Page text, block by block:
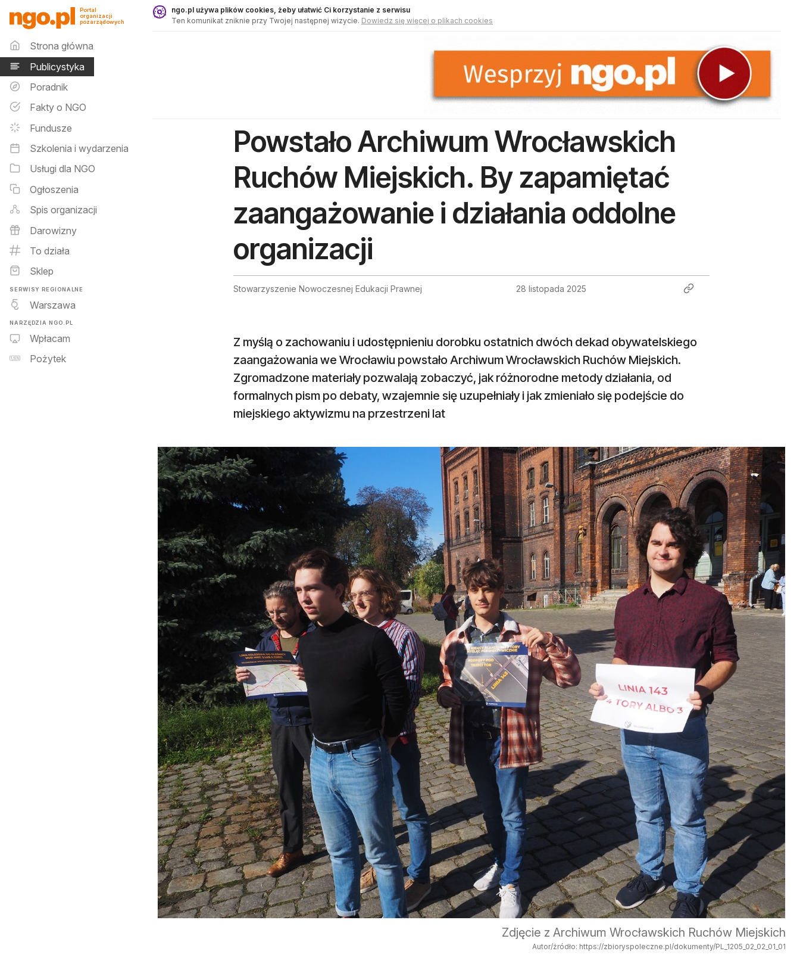
Publicystyka - ngo.pl
Portal
organizacji
pozarządowych
Menu główne
Strona główna
Publicystyka
Poradnik
Fakty o NGO
Fundusze
Szkolenia i wydarzenia
Usługi dla NGO
Ogłoszenia
Spis organizacji
Darowizny
To działa
Sklep
SERWISY REGIONALNE
Warszawa
NARZĘDZIA NGO.PL
Wpłacam
Pożytek
ngo.pl używa plików cookies, żeby ułatwić Ci korzystanie z serwisu
Ten komunikat zniknie przy Twojej następnej wizycie. Dowiedz się więcej o plikach cookies
Powstało Archiwum Wrocławskich
Ruchów Miejskich. By zapamiętać
zaangażowanie i działania oddolne
organizacji
Stowarzyszenie Nowoczesnej Edukacji Prawnej 28 listopada 2025
Z myślą o zachowaniu i udostępnieniu dorobku ostatnich dwóch dekad obywatelskiego
zaangażowania we Wrocławiu powstało Archiwum Wrocławskich Ruchów Miejskich.
Zgromadzone materiały pozwalają zobaczyć, jak różnorodne metody działania, od
formalnych pism po debaty, wzajemnie się uzupełniały i jak zmieniało się podejście do
miejskiego aktywizmu na przestrzeni lat
Zdjęcie z Archiwum Wrocławskich Ruchów Miejskich
Autor/źródło: https://zbioryspoleczne.pl/dokumenty/PL_1205_02_02_01_01